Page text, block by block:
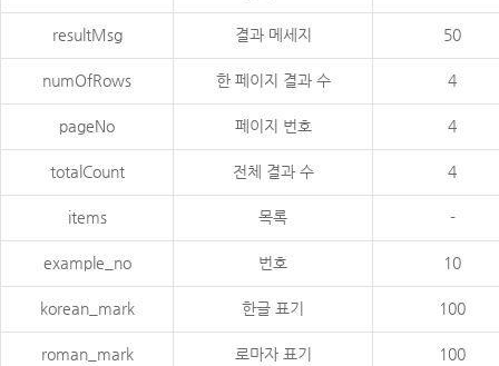
resultMsg 결과 메세지 50
numOfRows 한 페이지 결과 수 4
pageNo 페이지 번호 4
totalCount 전체 결과 수 4
items 목록 -
example_no 번호 10
korean_mark 한글 표기 100
roman_mark 로마자 표기 100